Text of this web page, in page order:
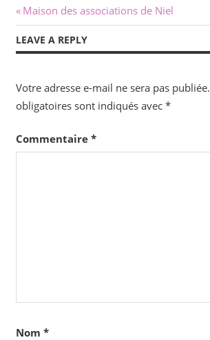
Navigation
de
Previous
Post:
Maison des associations de Niel
LEAVE A REPLY
Votre adresse e-mail ne sera pas publiée.
obligatoires sont indiqués avec *
Commentaire *
Nom *